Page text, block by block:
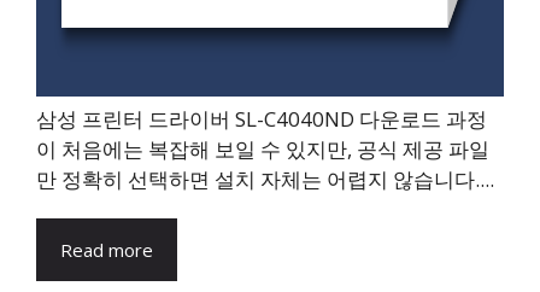
삼성 프린터 드라이버 SL-C4040ND 다운로드 과정
이 처음에는 복잡해 보일 수 있지만, 공식 제공 파일
만 정확히 선택하면 설치 자체는 어렵지 않습니다....
Read more